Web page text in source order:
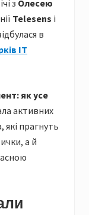
з Олеcею
Telesens і
в
ІТ
як усе
активних
які прагнуть
а й